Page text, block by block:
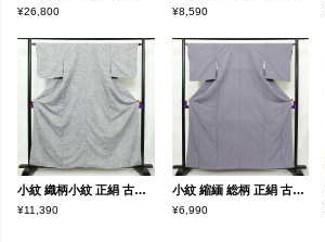
¥26,800 ¥8,590
小紋 織柄小紋 正絹 古典柄 袷仕立て 身丈160cm 裄丈63.5cm リサイクル着物 着物 洒落 おしゃれ 青・紺
¥11,390
小紋 縮緬 総柄 正絹 古典柄 袷仕立て 身丈160cm 裄丈65.5cm リサイクル着物 着物 紫・藤色
¥6,990